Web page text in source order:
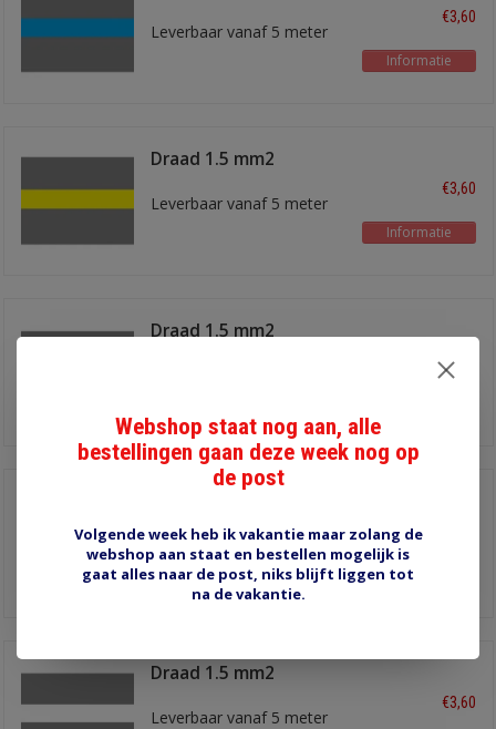
Leverbaar vanaf 5 meter
€3,60
Informatie
Draad 1.5 mm2
Leverbaar vanaf 5 meter
€3,60
Informatie
Draad 1.5 mm2
€3,60
Leverbaar vanaf 5 meter
Informatie
Draad 1.5 mm2
Leverbaar vanaf 5 meter
€3,60
Webshop staat nog aan, alle
bestellingen gaan deze week nog op
de post
Volgende week heb ik vakantie maar zolang de
webshop aan staat en bestellen mogelijk is
gaat alles naar de post, niks blijft liggen tot
na de vakantie.